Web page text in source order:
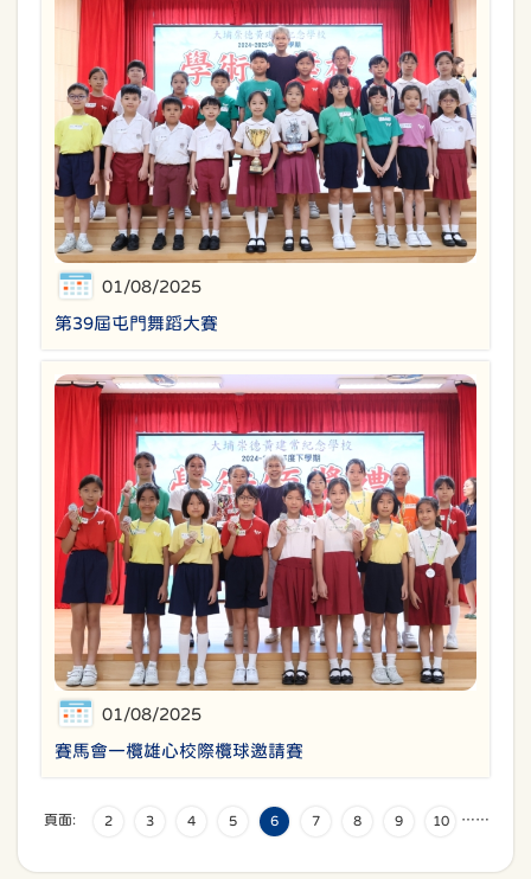
01/08/2025
第39屆屯門舞蹈大賽
01/08/2025
賽馬會一欖雄心校際欖球邀請賽
頁面: …
2 3 4 5 6 7 8 9 10 …